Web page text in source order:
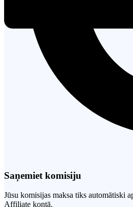
Saņemiet komisiju
Jūsu komisijas maksa tiks automātiski
Affiliate kontā.